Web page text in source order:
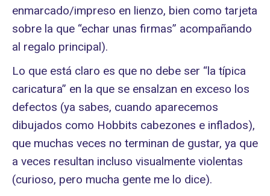
enmarcado/impreso en lienzo, bien como tarjeta
sobre la que “echar unas firmas” acompañando
al regalo principal).
Lo que está claro es que no debe ser “la típica
caricatura” en la que se ensalzan en exceso los
defectos (ya sabes, cuando aparecemos
dibujados como Hobbits cabezones e inflados),
que muchas veces no terminan de gustar, ya que
a veces resultan incluso visualmente violentas
(curioso, pero mucha gente me lo dice).